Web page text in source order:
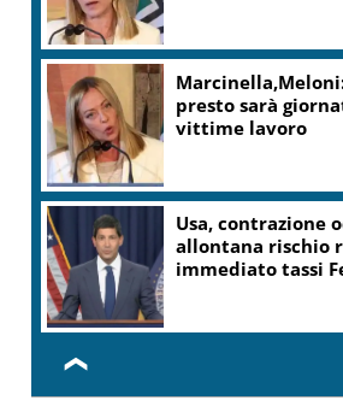
presto sarà
vittime lavoro
Usa, contrazione
allontana rischio
immediato tassi
❮